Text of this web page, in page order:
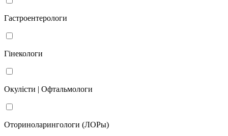
Гастроентерологи
Гінекологи
Окулісти | Офтальмологи
Оториноларингологи (ЛОРы)